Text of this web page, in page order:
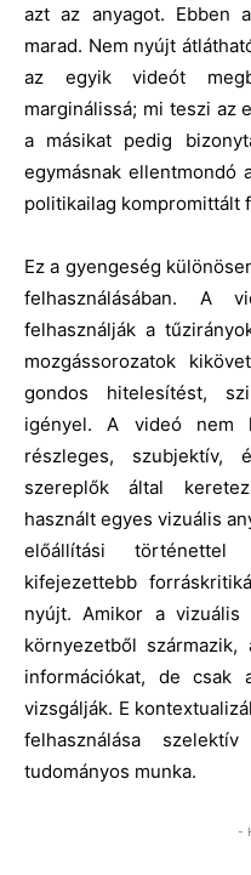
azt az anyagot. Ebben
marad. Nem nyújt
az egyik videót
marginálissá; mi teszi az
a másikat pedig
egymásnak ellentmondó
politikailag kompromittált
Ez a gyengeség
felhasználásában. A
felhasználják a
mozgássorozatok
gondos hitelesítést,
igényel. A videó nem
részleges, szubjektív,
szereplők által
használt egyes vizuális
előállítási történettel
kifejezettebb
nyújt. Amikor a vizuális
környezetből
információkat, de csak
vizsgálják. E
felhasználása
tudományos munka.
-